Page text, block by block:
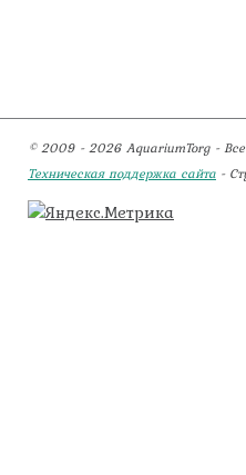
© 2009 - 2026 AquariumTorg -
Техническая поддержка сайта -